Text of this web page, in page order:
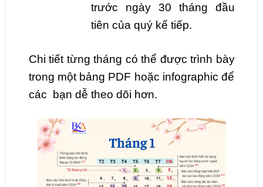
trước ngày 30 tháng đầu
tiên của quý kế tiếp.
Chi tiết từng tháng có thể được trình bày
trong một bảng PDF hoặc infographic để
các bạn dễ theo dõi hơn.